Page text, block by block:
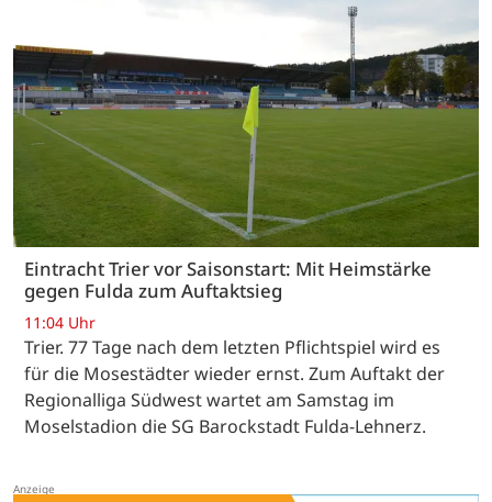
Eintracht Trier vor Saisonstart: Mit Heimstärke
gegen Fulda zum Auftaktsieg
11:04 Uhr
Trier. 77 Tage nach dem letzten Pflichtspiel wird es
für die Mosestädter wieder ernst. Zum Auftakt der
Regionalliga Südwest wartet am Samstag im
Moselstadion die SG Barockstadt Fulda-Lehnerz.